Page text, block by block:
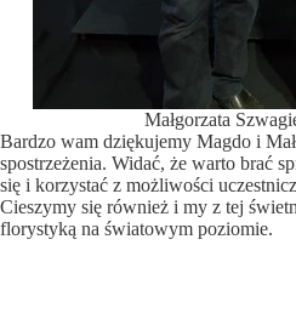
Małgorzata
Bardzo wam dziękujemy Magdo i
spostrzeżenia. Widać, że warto brać
się i korzystać z możliwości
Cieszymy się również i my z tej
florystyką na światowym poziomie.